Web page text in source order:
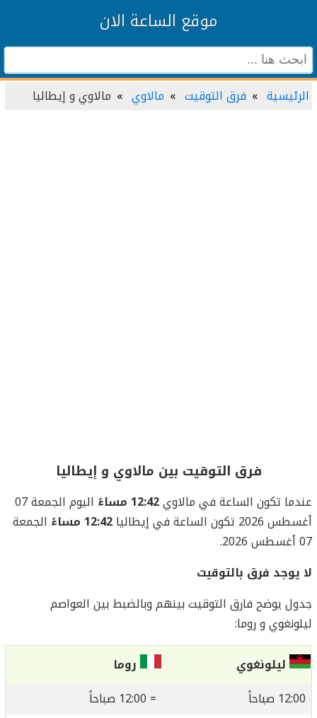
موقع الساعة الان
الرئيسية فرق التوقيت مالاوي مالاوي و إيطاليا
فرق التوقيت بين مالاوي و إيطاليا
عندما تكون الساعة في مالاوي12:42 مساءً
اليوم الجمعة 07
أغسطس 2026 تكون الساعة في إيطاليا
12:42 مساءً
الجمعة
07 أغسطس 2026.
لا يوجد فرق بالتوقيت
جدول يوضح فارق التوقيت بينهم وبالضبط بين العواصم
ليلونغوي و روما:
ليلونغوي
روما
12:00 صباحاً
= 12:00 صباحاً